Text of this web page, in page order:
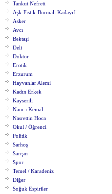
Tankut Nefreti
Aşk-Fıstık-Burmalı Kadayıf
Asker
Avcı
Bektaşi
Deli
Doktor
Erotik
Erzurum
Hayvanlar Alemi
Kadın Erkek
Kayserili
Nam-ı Kemal
Nasrettin Hoca
Okul / Öğrenci
Politik
Sarhoş
Sarışın
Spor
Temel / Karadeniz
Diğer
Soğuk Espiriler